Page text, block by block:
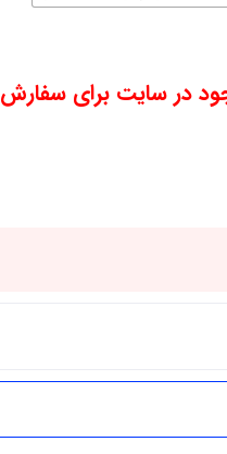
در سایت برای سفارش